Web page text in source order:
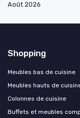
Août 2026
Shopping
Meubles bas de cuisine
Meubles hauts de
Colonnes de cuisine
Buffets et meubles